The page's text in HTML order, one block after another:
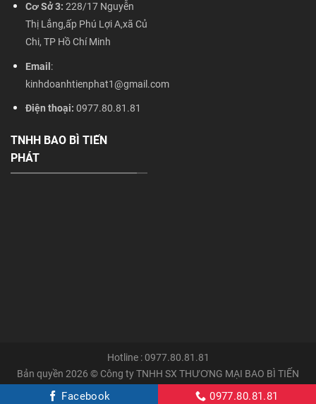
Cơ Sở 3: 228/17 Nguyễn
Thị Lắng,ấp Phú Lợi A,xã Củ
Chi, TP Hồ Chí Minh
Email :
kinhdoanhtienphat1@gmail.com
Điện thoại: 0977.80.81.81
TNHH BAO BÌ TIẾN
PHÁT
Hotline : 0977.80.81.81
Bản quyền 2026 © Công ty TNHH SX THƯƠNG MẠI BAO BÌ TIẾN
PHÁT
CartonTienphat.com
Facebook 0977.80.81.81